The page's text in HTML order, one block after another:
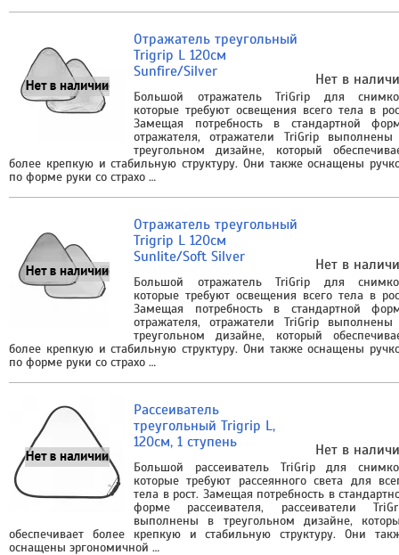
Нет в
Отражатель треугольный
Trigrip L 120см
Sunfire/Silver
Большой отражатель TriGrip для
которые требуют освещения всего тела в
Замещая потребность в стандартной
отражателя, отражатели TriGrip
треугольном дизайне, который
более крепкую и стабильную структуру. Они также оснащены
по форме руки со страхо …
Нет в
Отражатель треугольный
Trigrip L 120см
Sunlite/Soft Silver
Большой отражатель TriGrip для
которые требуют освещения всего тела в
Замещая потребность в стандартной
отражателя, отражатели TriGrip
треугольном дизайне, который
более крепкую и стабильную структуру. Они также оснащены
по форме руки со страхо …
Нет в
Рассеиватель
треугольный Trigrip L,
120см, 1 ступень
Большой рассеиватель TriGrip для
которые требуют рассеянного света для
тела в рост. Замещая потребность в
форме рассеивателя, рассеиватели
выполнены в треугольном дизайне,
обеспечивает более крепкую и стабильную структуру. Они
оснащены эргономичной …